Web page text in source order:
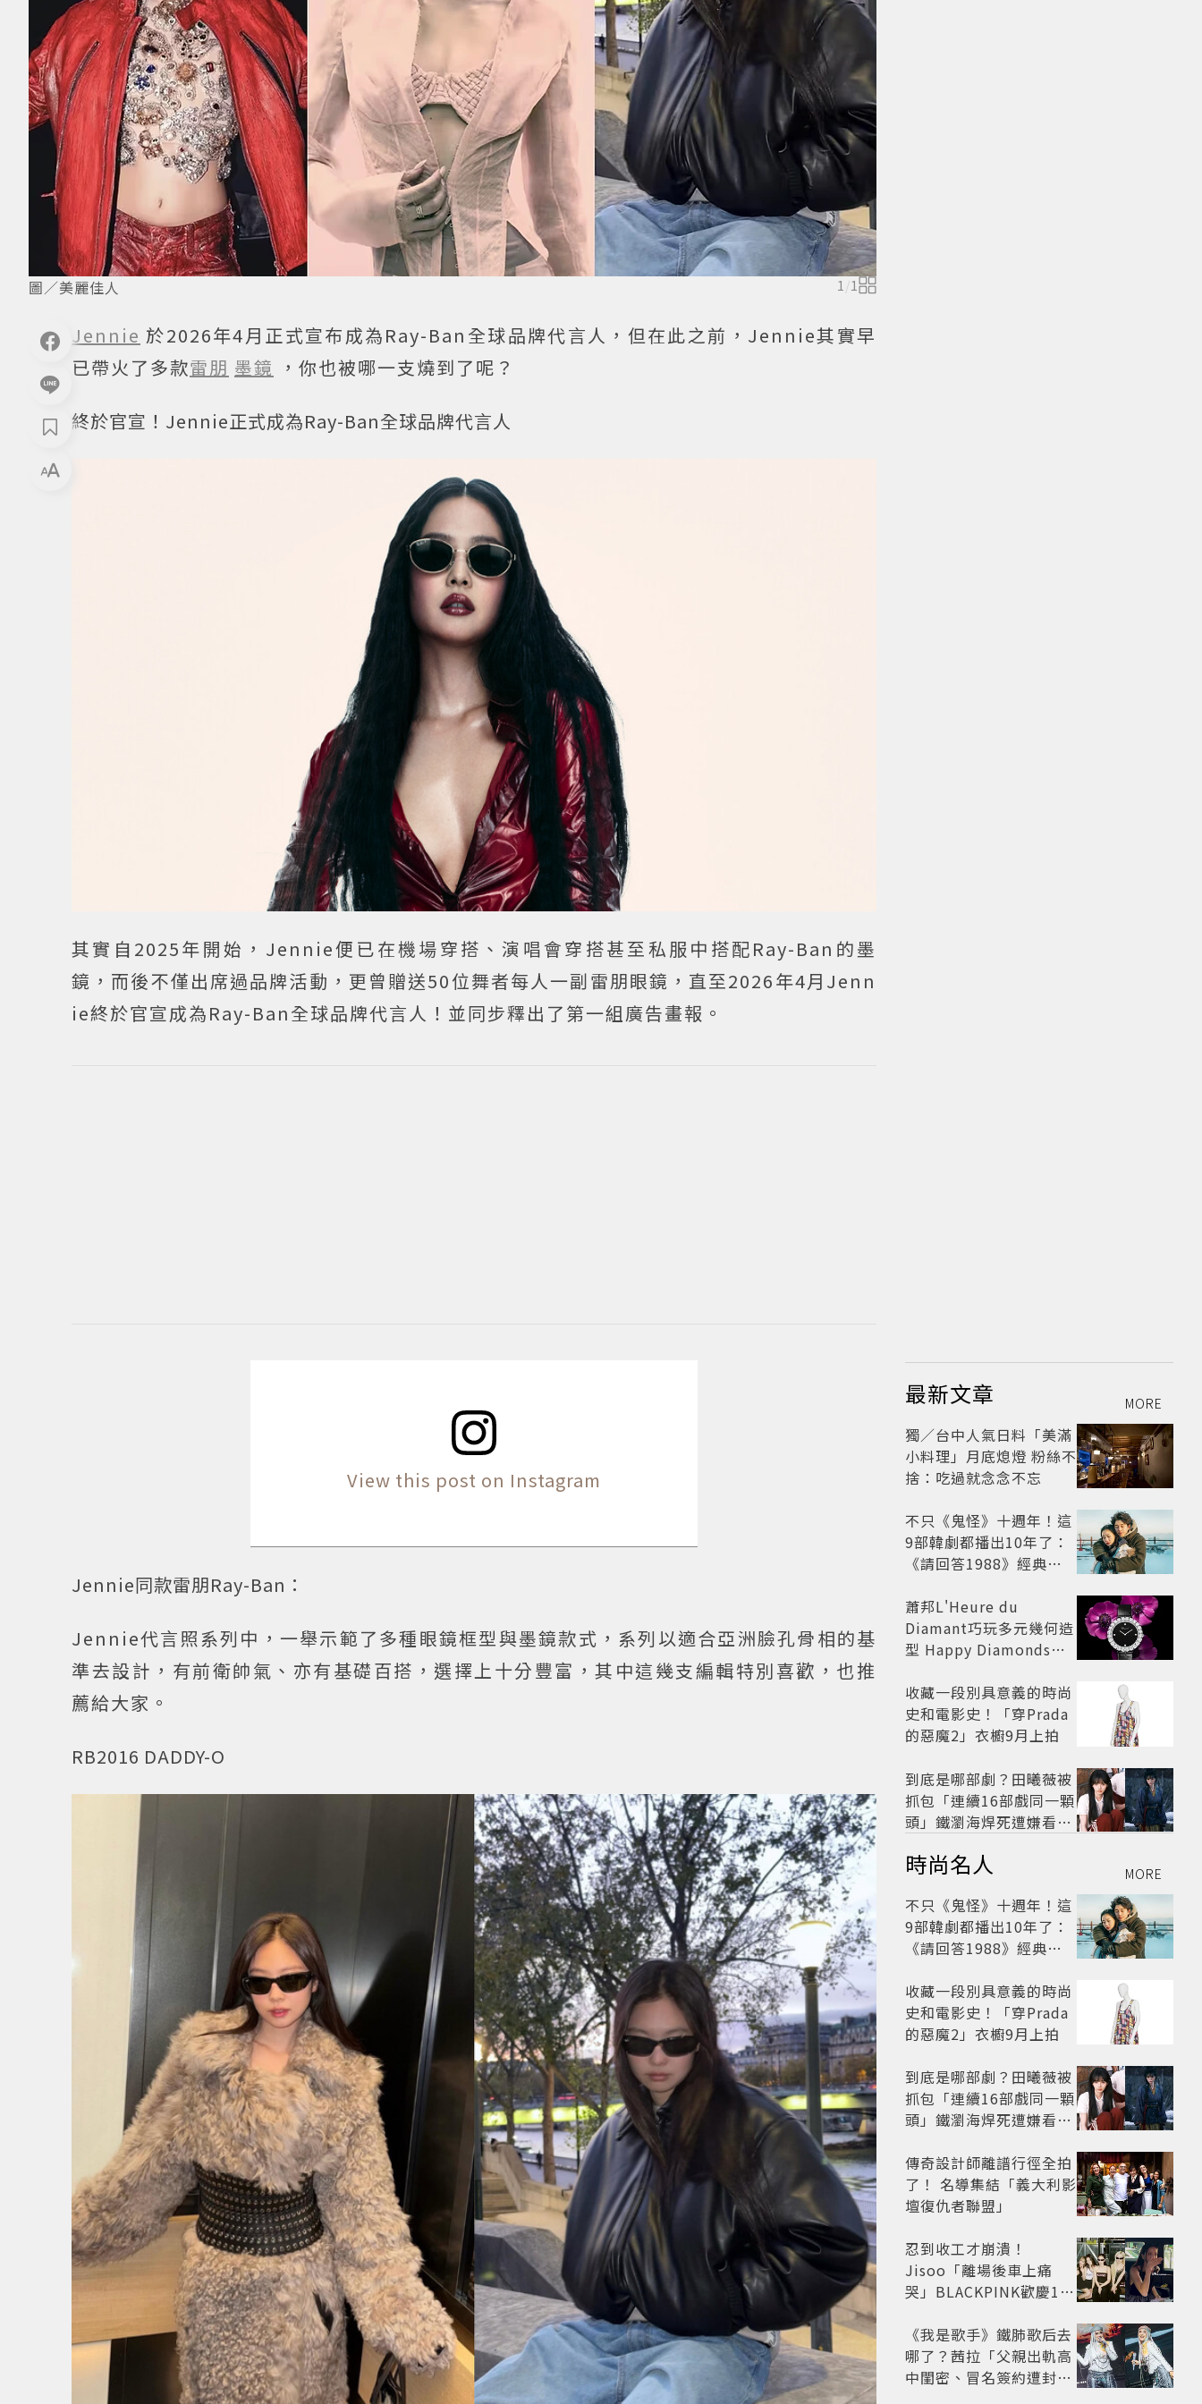
圖／美麗佳人 1/1
Jennie 於2026年4月正式宣布成為Ray-Ban全球品牌代言人，但在此之前，Jennie其實早
已帶火了多款雷朋 墨鏡 ，你也被哪一支燒到了呢？
終於官宣！Jennie正式成為Ray-Ban全球品牌代言人
其實自2025年開始，Jennie便已在機場穿搭、演唱會穿搭甚至私服中搭配Ray-Ban的墨
鏡，而後不僅出席過品牌活動，更曾贈送50位舞者每人一副雷朋眼鏡，直至2026年4月Jenn
ie終於官宣成為Ray-Ban全球品牌代言人！並同步釋出了第一組廣告畫報。
View this post on Instagram
Jennie同款雷朋Ray-Ban：
Jennie代言照系列中，一舉示範了多種眼鏡框型與墨鏡款式，系列以適合亞洲臉孔骨相的基
準去設計，有前衛帥氣、亦有基礎百搭，選擇上十分豐富，其中這幾支編輯特別喜歡，也推
薦給大家。
RB2016 DADDY-O
最新文章 MORE
獨／台中人氣日料「美滿
小料理」月底熄燈 粉絲不
捨：吃過就念念不忘
不只《鬼怪》十週年！這
9部韓劇都播出10年了：
《請回答1988》經典不
蕭邦L'Heure du
Diamant巧玩多元幾何造
型 Happy Diamonds歡
收藏一段別具意義的時尚
史和電影史！「穿Prada
的惡魔2」衣櫥9月上拍
到底是哪部劇？田曦薇被
抓包「連續16部戲同一顆
頭」鐵瀏海焊死遭嫌看膩
時尚名人 MORE
不只《鬼怪》十週年！這
9部韓劇都播出10年了：
《請回答1988》經典不
收藏一段別具意義的時尚
史和電影史！「穿Prada
的惡魔2」衣櫥9月上拍
到底是哪部劇？田曦薇被
抓包「連續16部戲同一顆
頭」鐵瀏海焊死遭嫌看膩
傳奇設計師離譜行徑全拍
了！ 名導集結「義大利影
壇復仇者聯盟」
忍到收工才崩潰！
Jisoo「離場後車上痛
哭」BLACKPINK歡慶10
超心疼
《我是歌手》鐵肺歌后去
哪了？茜拉「父親出軌高
中閨密、冒名簽約遭封